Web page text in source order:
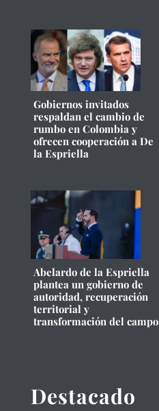
Gobiernos invitados
respaldan el cambio de
rumbo en Colombia y
ofrecen cooperación a De
la Espriella
Abelardo de la Espriella
plantea un gobierno de
autoridad, recuperación
territorial y
transformación del campo
Destacado